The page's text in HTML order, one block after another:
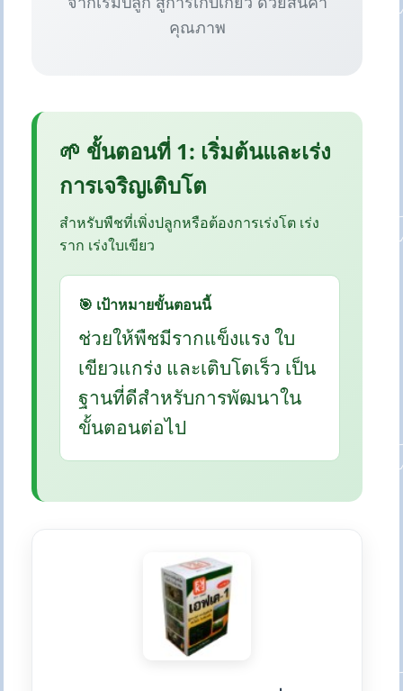
คุณภาพ
🌱 ขั้นตอนที่ 1: เริ่มต้นและเร่ง
การเจริญเติบโต
สำหรับพืชที่เพิ่งปลูกหรือต้องการเร่งโต เร่ง
ราก เร่งใบเขียว
🎯 เป้าหมายขั้นตอนนี้
ช่วยให้พืชมีรากแข็งแรง ใบ
เขียวแกร่ง และเติบโตเร็ว เป็น
ฐานที่ดีสำหรับการพัฒนาใน
ขั้นตอนต่อไป